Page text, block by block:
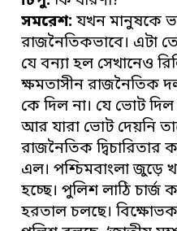
সমরেশ: যখন মানুষকে
রাজনৈতিকভাবে। এটা
যে বন্যা হল সেখানেও
ক্ষমতাসীন রাজনৈতিক
কে দিল না। যে ভোট
আর যারা ভোট দেয়নি
রাজনৈতিক
এল। পশ্চিমবাংলা জুড়ে
হচ্ছে। পুলিশ লাঠি
হরতাল চলছে।